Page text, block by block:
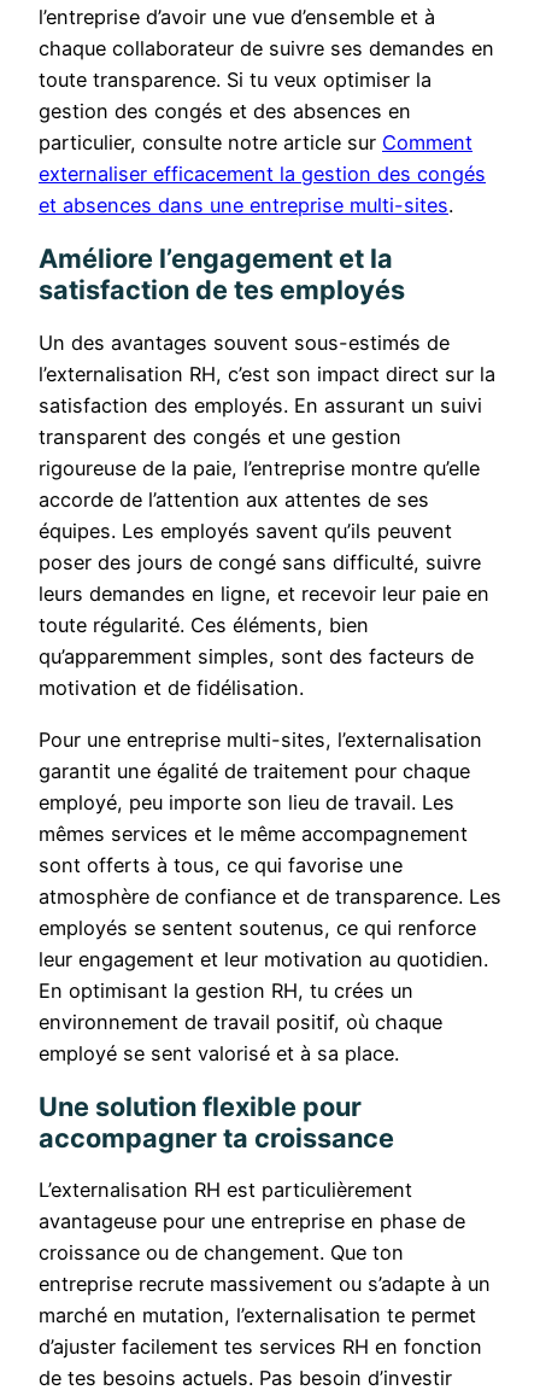
l’entreprise d’avoir une vue d’ensemble et à
chaque collaborateur de suivre ses demandes en
toute transparence. Si tu veux optimiser la
gestion des congés et des absences en
particulier, consulte notre article sur Comment
externaliser efficacement la gestion des congés
et absences dans une entreprise multi-sites.
Améliore l’engagement et la
satisfaction de tes employés
Un des avantages souvent sous-estimés de
l’externalisation RH, c’est son impact direct sur la
satisfaction des employés. En assurant un suivi
transparent des congés et une gestion
rigoureuse de la paie, l’entreprise montre qu’elle
accorde de l’attention aux attentes de ses
équipes. Les employés savent qu’ils peuvent
poser des jours de congé sans difficulté, suivre
leurs demandes en ligne, et recevoir leur paie en
toute régularité. Ces éléments, bien
qu’apparemment simples, sont des facteurs de
motivation et de fidélisation.
Pour une entreprise multi-sites, l’externalisation
garantit une égalité de traitement pour chaque
employé, peu importe son lieu de travail. Les
mêmes services et le même accompagnement
sont offerts à tous, ce qui favorise une
atmosphère de confiance et de transparence. Les
employés se sentent soutenus, ce qui renforce
leur engagement et leur motivation au quotidien.
En optimisant la gestion RH, tu crées un
environnement de travail positif, où chaque
employé se sent valorisé et à sa place.
Une solution flexible pour
accompagner ta croissance
L’externalisation RH est particulièrement
avantageuse pour une entreprise en phase de
croissance ou de changement. Que ton
entreprise recrute massivement ou s’adapte à un
marché en mutation, l’externalisation te permet
d’ajuster facilement tes services RH en fonction
de tes besoins actuels. Pas besoin d’investir